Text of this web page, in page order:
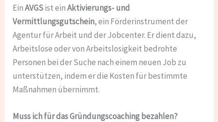
EinAVGSist einAktivierungs- und
Vermittlungsgutschein, ein Förderinstrument der
Agentur für Arbeit und der Jobcenter. Er dient dazu,
Arbeitslose oder von Arbeitslosigkeit bedrohte
Personen bei der Suche nach einem neuen Job zu
unterstützen, indem er die Kosten für bestimmte
Maßnahmen übernimmt.
Muss ich für das Gründungscoaching bezahlen?